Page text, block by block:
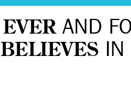
EVERAND
BELIEVES IN